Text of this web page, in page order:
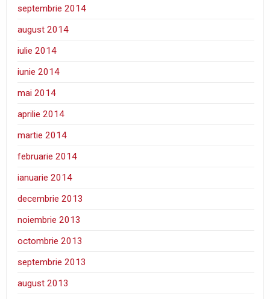
septembrie 2014
august 2014
iulie 2014
iunie 2014
mai 2014
aprilie 2014
martie 2014
februarie 2014
ianuarie 2014
decembrie 2013
noiembrie 2013
octombrie 2013
septembrie 2013
august 2013